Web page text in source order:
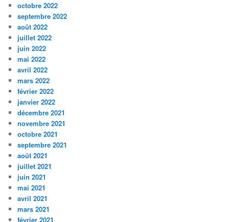
octobre 2022
septembre 2022
août 2022
juillet 2022
juin 2022
mai 2022
avril 2022
mars 2022
février 2022
janvier 2022
décembre 2021
novembre 2021
octobre 2021
septembre 2021
août 2021
juillet 2021
juin 2021
mai 2021
avril 2021
mars 2021
février 2021